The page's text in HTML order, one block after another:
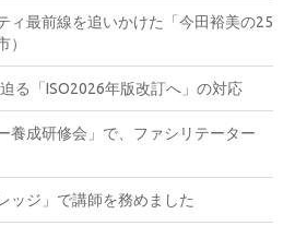
ィ最前線を追いかけた「今田裕美の25
）
「ISO2026年版改訂へ」の対応
養成研修会」で、ファシリテーター
ッジ」で講師を務めました